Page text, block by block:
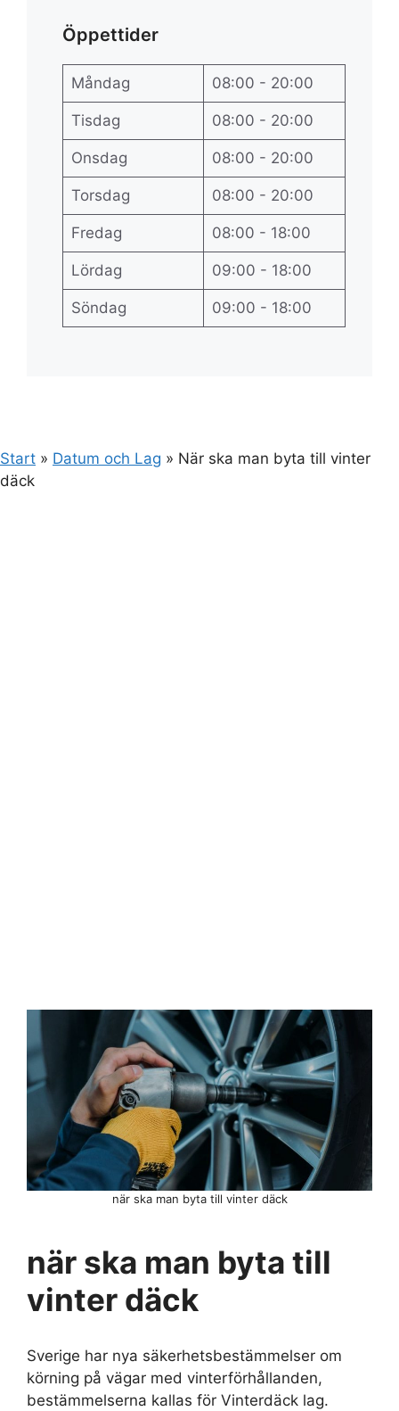
Öppettider
Måndag 08:00 - 20:00
Tisdag 08:00 - 20:00
Onsdag 08:00 - 20:00
Torsdag 08:00 - 20:00
Fredag 08:00 - 18:00
Lördag 09:00 - 18:00
Söndag 09:00 - 18:00
Start » Datum och Lag » När ska man byta till vinter
däck
när ska man byta till vinter däck
när ska man byta till
vinter däck
Sverige har nya säkerhetsbestämmelser om
körning på vägar med vinterförhållanden,
bestämmelserna kallas för Vinterdäck lag.